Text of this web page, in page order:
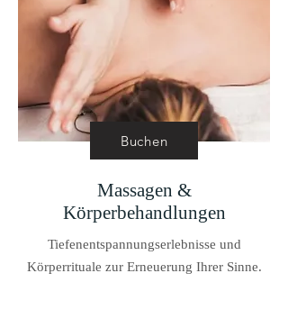
Buchen
Massagen &
Körperbehandlungen
Tiefenentspannungserlebnisse und
Körperrituale zur Erneuerung Ihrer Sinne.